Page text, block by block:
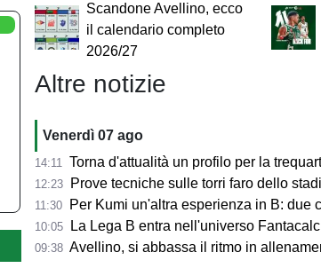
Scandone Avellino, ecco
il calendario completo
2026/27
Altre notizie
Venerdì 07 ago
14:11 Torna d'attualità un profilo per la
12:23 Prove tecniche sulle torri faro dello
11:30 Per Kumi un'altra esperienza in B: due
10:05 La Lega B entra nell'universo
09:38 Avellino, si abbassa il ritmo in allenamento.